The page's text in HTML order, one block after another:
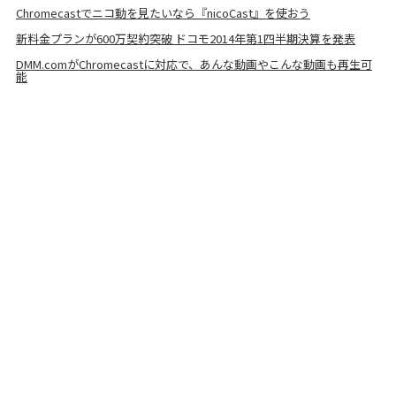
Chromecastでニコ動を見たいなら『nicoCast』を使おう
新料金プランが600万契約突破 ドコモ2014年第1四半期決算を発表
DMM.comがChromecastに対応で、あんな動画やこんな動画も再生可
能